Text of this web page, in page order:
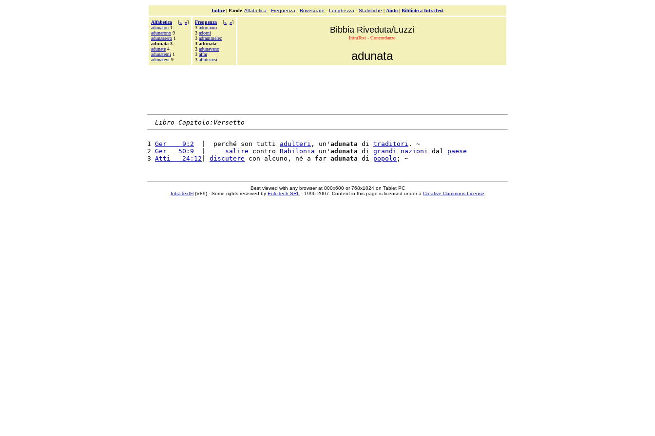
Indice| Parole: Alfabetica - Frequenza - Rovesciate - Lunghezza - Statistiche | Aiuto | Biblioteca IntraText
Alfabetica [« »]
adunaron 1
adunarono 9
adunassero 1
adunata 3
adunate 4
adunatemi 1
adunatevi 9
Frequenza [« »]
3 adoriamo
3 adorni
3 adrammelec
3 adunata
3 adunavano
3 affar
3 affaticarsi
Bibbia Riveduta/Luzzi
IntraText - Concordanze
adunata
Libro Capitolo:Versetto
1 Ger    9:2
  |  perché son tutti
adulteri , un' adunata di traditori . ~
2 Ger   50:9 salire contro Babilonia un' adunata di grandi nazioni dal paese
3 Atti   24:12 discutere con alcuno, né a far adunata di popolo
Best viewed with any browser at 800x600 or 768x1024 on Tablet PC
IntraText®(V89) - Some rights reserved by EuloTech SRL - 1996-2007. Content in this page is licensed under a Creative Commons License